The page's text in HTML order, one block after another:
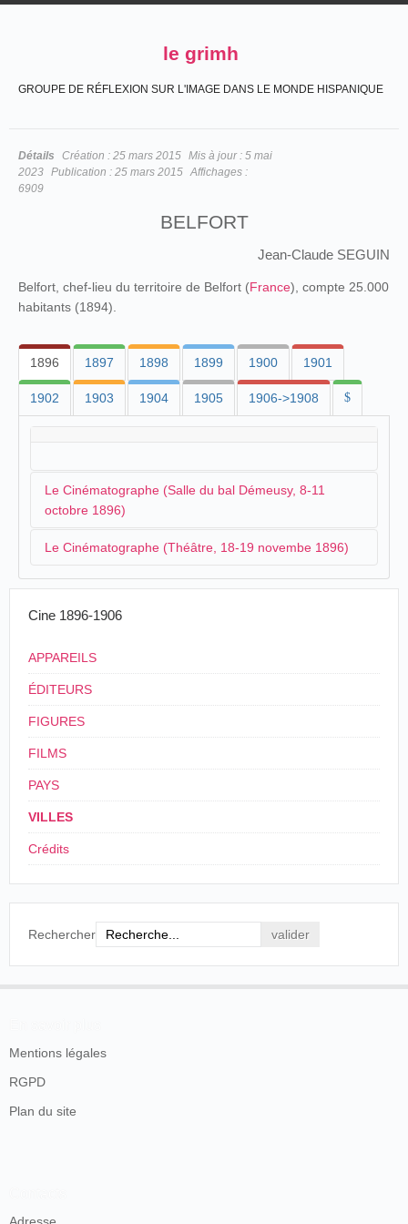
le grimh
GROUPE DE RÉFLEXION SUR L'IMAGE DANS LE MONDE HISPANIQUE
Détails Création : 25 mars 2015 Mis à jour : 5 mai
2023 Publication : 25 mars 2015 Affichages :
6909
BELFORT
Jean-Claude SEGUIN
Belfort, chef-lieu du territoire de Belfort (France), compte 25.000
habitants (1894).
1896 1897 1898 1899 1900 1901
1902 1903 1904 1905 1906->1908 $
Le Cinématographe (Salle du bal Démeusy, 8-11
octobre 1896)
Cinématographe, ce grand succès du jour, va
Démeusy, faubourg des Vosges.
spectacle qui a fait courir tout Paris et qui donne
l'illusion absolue de la réalité. Nous engageons
vivement nos lecteurs à aller voir ce spectacle
curieux, car le cinématographe ne restera à
Belfort que quelques jours.
La frontière, Belfort, jeudi 8 octobre 1896, p. 2.
Le Cinématographe (Théâtre, 18-19 novembe 1896)
annonce, pour les 18 et 19 novembre, au théâtre,
Les séances, très intéressantes et des plus
La Frontière, Belfort, jeudi 19 novembre 1896,
Cine 1896-1906
APPAREILS
ÉDITEURS
FIGURES
FILMS
PAYS
VILLES
Crédits
Rechercher
Mentions légales
RGPD
Plan du site